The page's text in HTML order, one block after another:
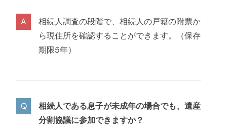
相続人調査の段階で、相続人の戸籍の附票か
ら現住所を確認することができます。（保存
期限5年）
相続人である息子が未成年の場合でも、遺産
分割協議に参加できますか？